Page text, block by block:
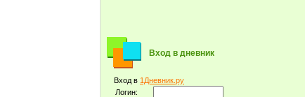
Вход в дневник
Вход в 1Дневник.ру
Логин: